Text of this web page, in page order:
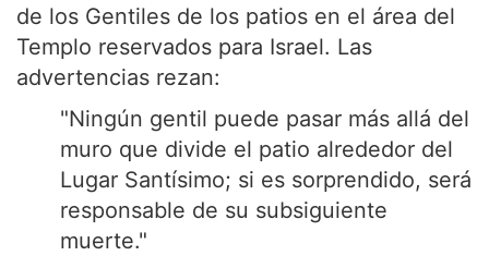
de los Gentiles de los patios en el área del
Templo reservados para Israel. Las
advertencias rezan:
"Ningún gentil puede pasar más allá del
muro que divide el patio alrededor del
Lugar Santísimo; si es sorprendido, será
responsable de su subsiguiente
muerte."